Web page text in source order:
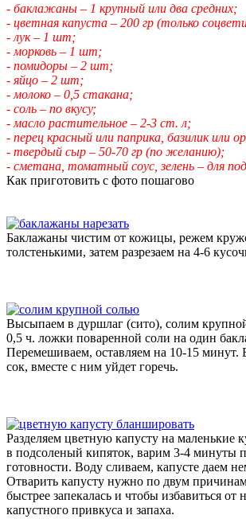
- баклажаны – 1 крупный или два средних;
- цветная капуста – 200 гр (только
- лук – 1 шт;
- морковь – 1 шт;
- помидоры – 2 шт;
- яйцо – 2 шт;
- молоко – 0,5 стакана;
- соль – по вкусу;
- масло растительное – 2-3 ст. л;
- перец красный или паприка, базилик или
- твердый сыр – 50-70 гр (по желанию);
- сметана, томатный соус, зелень – для
Как приготовить с фото пошагово
Баклажаны чистим от кожицы, режем
толстенькими, затем разрезаем на 4-6
Высыпаем в дуршлаг (сито), солим
0,5 ч. ложки поваренной соли на один
Перемешиваем, оставляем на 10-15 минут.
сок, вместе с ним уйдет горечь.
Разделяем цветную капусту на маленькие
в подсоленый кипяток, варим 3-4 минуты
готовности. Воду сливаем, капусте даем
Отварить капусту нужно по двум
быстрее запекалась и чтобы избавиться от
капустного привкуса и запаха.